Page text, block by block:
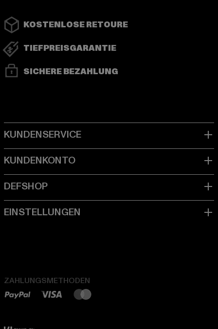
KOSTENLOSE RETOURE
TIEFPREISGARANTIE
SICHERE BEZAHLUNG
ZAHLUNGSMETHODEN